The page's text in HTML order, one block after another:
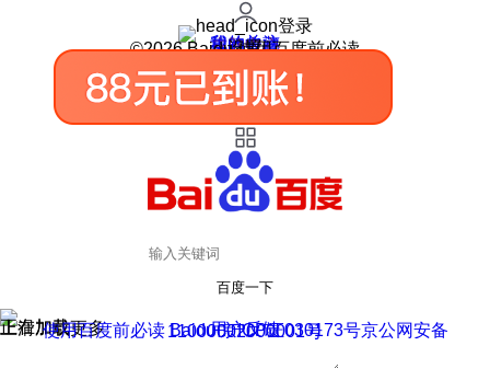
登录
我的关注
我的收藏
皮肤中心
用户反馈
设置
©2026 Baidu 使用百度前必读
百度一下
正在加载
上滑加载更多 用户反馈
使用百度前必读 Baidu 京ICP证030173号
京公网安备11000002000001号